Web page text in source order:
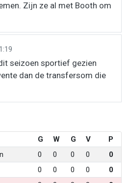
Zijn ze al met Booth om
seizoen sportief gezien
dan de transfersom die
G W G V
P
0 0 0 0
0
0 0 0 0
0